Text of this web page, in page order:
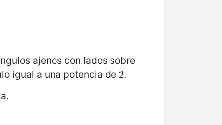
ajenos con lados sobre
igual a una potencia de 2
2.